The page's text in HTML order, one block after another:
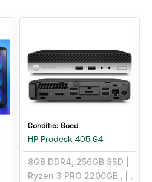
Conditie: Goed
HP Prodesk 405 G4
8GB DDR4, 256GB SSD
Ryzen 3 PRO 2200GE ,
,